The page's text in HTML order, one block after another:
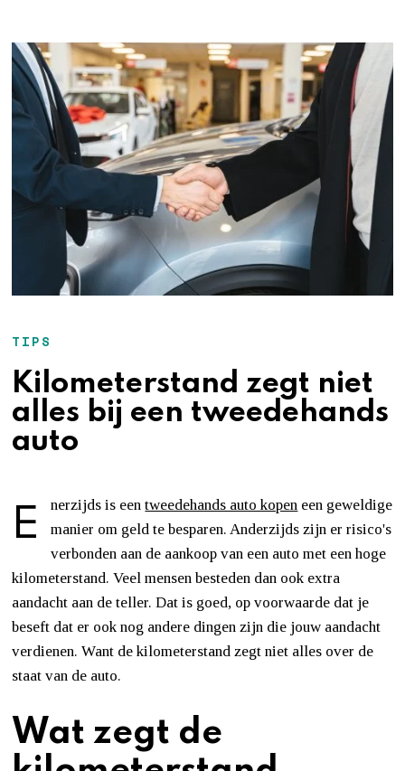
TIPS
Kilometerstand zegt niet
alles bij een tweedehands
auto
E nerzijds is eentweedehands auto kopen een geweldige
manier om geld te besparen. Anderzijds zijn er risico's
verbonden aan de aankoop van een auto met een hoge
kilometerstand. Veel mensen besteden dan ook extra
aandacht aan de teller. Dat is goed, op voorwaarde dat je
beseft dat er ook nog andere dingen zijn die jouw aandacht
verdienen. Want de kilometerstand zegt niet alles over de
staat van de auto.
Wat zegt de